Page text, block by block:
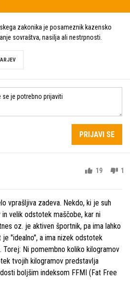
zakonika je posameznik kazensko
sovraštva, nasilja ali nestrpnosti.
PRIJAVI SE
19 1
vprašljiva zadeva. Nekdo, ki je suh
velik odstotek maščobe, kar ni
oz. je aktiven športnik, pa ima lahko
"idealno", a ima nizek odstotek
Ni pomembno koliko kilogramov
tvojih kilogramov predstavlja
boljšim indeksom FFMI (Fat Free